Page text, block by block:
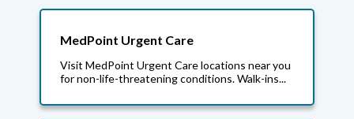
MedPoint Urgent Care
Visit MedPoint Urgent Care locations near you
for non-life-threatening conditions. Walk-ins...